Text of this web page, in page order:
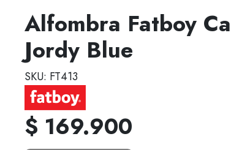
Alfombra Fatboy
Jordy Blue
SKU: FT413
$ 169.900